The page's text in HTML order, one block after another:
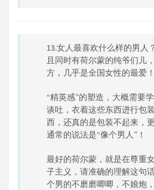
13.女人最喜欢什么样的男人
且同时有荷尔蒙的纯爷们儿
方，几乎是全国女性的最爱！
“精英感”的塑造，大概需要
谈吐，衣着这些东西进行包
西，还真的是包装不起来，
通常的说法是“像个男人”！
最好的荷尔蒙，就是在尊重
子主义，请准确的理解这句
个男的不磨磨唧唧，不娘炮